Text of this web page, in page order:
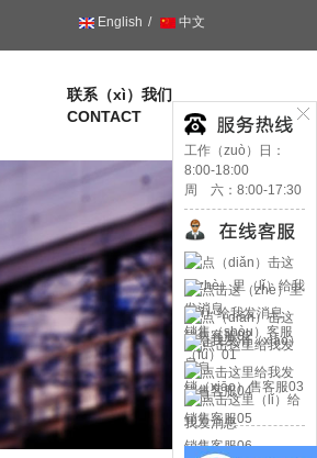
English 中文
联系（xì）我们
CONTACT
工作（zuò）日：
8:00-18:00
周 六：8:00-17:30
销售（shòu）客服
（fú）01
销售客服02
销（xiāo）售客服03
销售客服04
销售客服05
销售客服06